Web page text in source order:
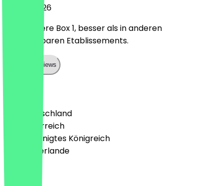
11. April 2026
Sehr leckere Box 1, besser als in anderen
vergleichbaren Etablissements.
Show all reviews
🇩🇪 Deutschland
🇦🇹 Österreich
🇬🇧 Vereinigtes Königreich
🇳🇱 Niederlande
Sprache